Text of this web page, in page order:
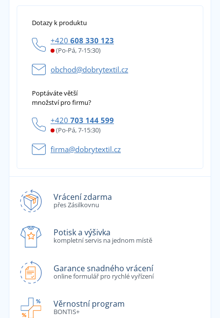
přidáno 19.12.2022
Miloslav Kohout
Zboží je pékné ale chybí tam otvory pro
zapnutí opasku tak že není funkční a k
použití.To mé hodné zklamalo protože jsem
tady rád kupoval.
přidáno 16.11.2022
Dotazy k produktu
+420 608 330 123
(Po-Pá, 7-15:30)
obchod@dobrytextil.cz
Poptáváte větší
množství pro firmu?
+420 703 144 599
(Po-Pá, 7-15:30)
firma@dobrytextil.cz
Vrácení zdarma
přes Zásilkovnu
Potisk a výšivka
kompletní servis na jednom místě
Garance snadného vrácení
online formulář pro rychlé vyřízení
Věrnostní program
BONTIS+